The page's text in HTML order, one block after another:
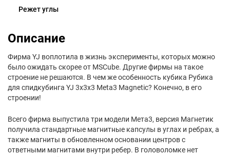
Режет углы
Описание
Фирма YJ воплотила в жизнь эксперименты, которых можно
было ожидать скорее от MSCube. Другие фирмы на такое
строение не решаются. В чем же особенность кубика Рубика
для спидкубинга YJ 3x3x3 Meta3 Magnetic? Конечно, в его
строении!
Всего фирма выпустила три модели Мета3, версия Магнетик
получила стандартные магнитные капсулы в углах и ребрах, а
также магниты в обновленном основании центров с
ответными магнитами внутри ребер. В головоломке нет